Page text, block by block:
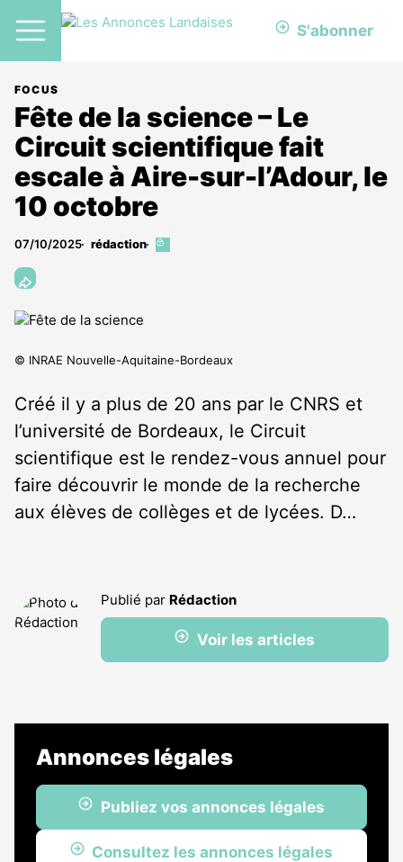
S'abonner
FOCUS
Fête de la science – Le
Circuit scientifique fait
escale à Aire-sur-l’Adour, le
10 octobre
07/10/2025 rédaction
Cet
© INRAE Nouvelle-Aquitaine-Bordeaux
Créé il y a plus de 20 ans par le CNRS et
l’université de Bordeaux, le Circuit
scientifique est le rendez-vous annuel pour
faire découvrir le monde de la recherche
aux élèves de collèges et de lycées. D…
Publié par Rédaction
Voir les articles
Annonces légales
Publiez vos annonces légales
Consultez les annonces légales